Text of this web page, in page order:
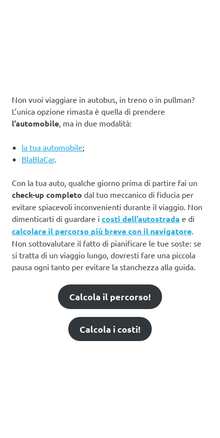
Non vuoi viaggiare in autobus, in treno o in pullman?
L’unica opzione rimasta è quella di prendere
l’automobile, ma in due modalità:
la tua automobile;
BlaBlaCar.
Con la tua auto, qualche giorno prima di partire fai un
check-up completo dal tuo meccanico di fiducia per
evitare spiacevoli inconvenienti durante il viaggio. Non
dimenticarti di guardare i costi dell’autostrada e di
calcolare il percorso più breve con il navigatore.
Non sottovalutare il fatto di pianificare le tue soste: se
si tratta di un viaggio lungo, dovresti fare una piccola
pausa ogni tanto per evitare la stanchezza alla guida.
Calcola il percorso!
Calcola i costi!